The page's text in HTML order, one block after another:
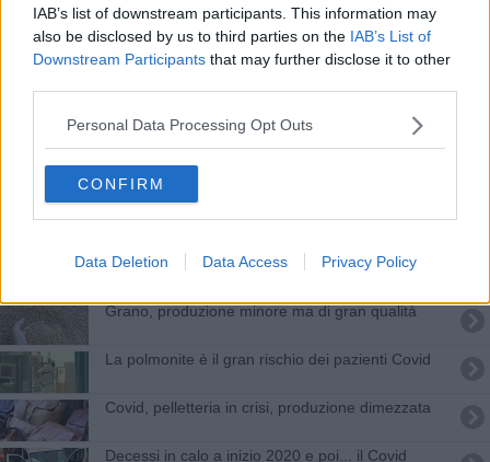
IAB’s list of downstream participants. This information may
also be disclosed by us to third parties on the IAB’s List of
Downstream Participants that may further disclose it to other
Personal Data Processing Opt Outs
CONFIRM
Data Deletion Data Access Privacy Policy
Meno furti in casa grazie anche alla prevenzione
Formazione, in Toscana trovano lavoro due su tre
Meno morti e meno incidenti sulle strade toscane
Criminalità organizzata in aumento in Toscana
"Coronavirus, a rischio 5 milioni di esportazioni"
Grano, produzione minore ma di gran qualità
La polmonite è il gran rischio dei pazienti Covid
Covid, pelletteria in crisi, produzione dimezzata
Decessi in calo a inizio 2020 e poi... il Covid